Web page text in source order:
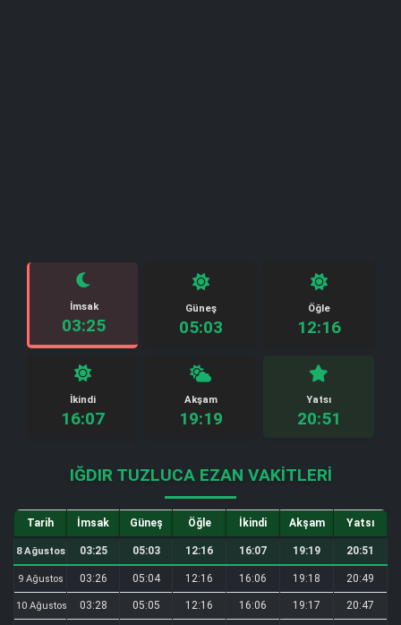
İmsak
03:25
Güneş
05:03
Öğle
12:16
İkindi
16:07
Akşam
19:19
Yatsı
20:51
IĞDIR TUZLUCA EZAN VAKITLERI
Tarih İmsak Güneş Öğle İkindi Akşam Yatsı
8 Ağustos 03:25 05:03 12:16 16:07 19:19 20:51
9 Ağustos 03:26 05:04 12:16 16:06 19:18 20:49
10 Ağustos 03:28 05:05 12:16 16:06 19:17 20:47